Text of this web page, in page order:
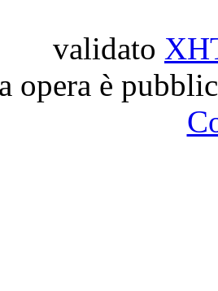
validato
opera è